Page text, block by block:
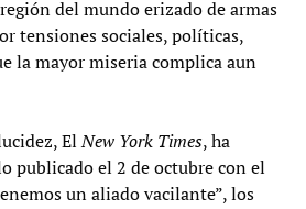
del mundo erizado de armas
tensiones sociales, políticas,
la mayor miseria complica aun
ElNew York Times, ha
publicado el 2 de octubre con el
un aliado vacilante”, los